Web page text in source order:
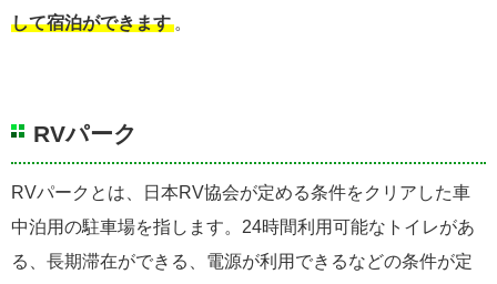
して宿泊ができます 。
RVパーク
RVパークとは、日本RV協会が定める条件をクリアした車
中泊用の駐車場を指します。24時間利用可能なトイレがあ
る、長期滞在ができる、電源が利用できるなどの条件が定